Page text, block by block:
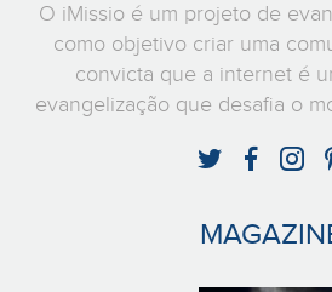
O iMissio é um projeto de
como objetivo criar uma
convicta que a internet é
evangelização que desafia o